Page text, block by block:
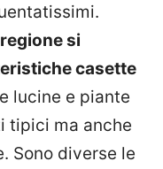
si
casette
lucine e piante
tipici ma anche
Sono diverse le